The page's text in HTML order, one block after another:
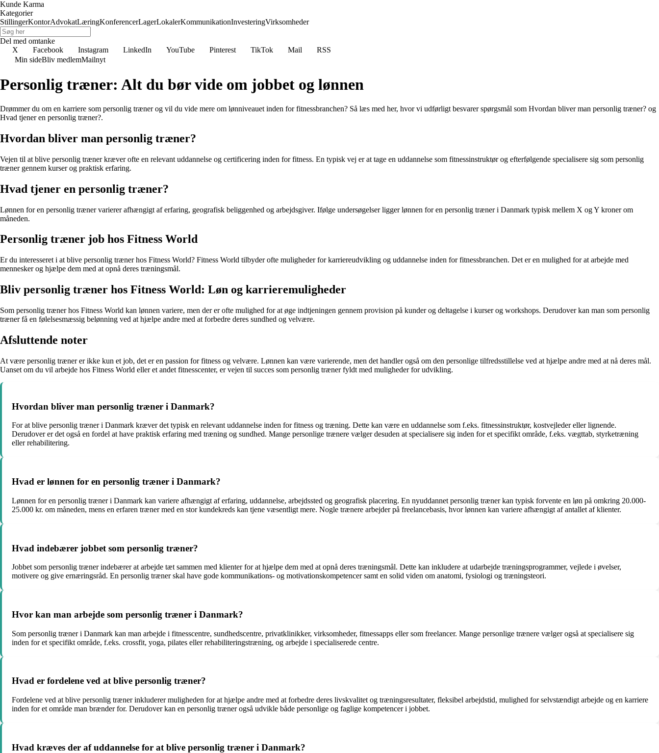
Kunde Karma
Kategorier
StillingerKontorAdvokatLæringKonferencerLagerLokalerKommunikationInvesteringVirksomheder
Del med omtanke
X
Facebook Instagram LinkedIn YouTube Pinterest TikTok Mail
RSS
Min sideBliv medlemMailnyt
Personlig træner: Alt du bør vide om jobbet og lønnen
Drømmer du om en karriere som personlig træner og vil du vide mere om lønniveauet inden for fitnessbranchen? Så læs med her, hvor vi udførligt besvarer spørgsmål som Hvordan bliver man personlig træner? og
Hvad tjener en personlig træner?.
Hvordan bliver man personlig træner?
Vejen til at blive personlig træner kræver ofte en relevant uddannelse og certificering inden for fitness. En typisk vej er at tage en uddannelse som fitnessinstruktør og efterfølgende specialisere sig som personlig
træner gennem kurser og praktisk erfaring.
Hvad tjener en personlig træner?
Lønnen for en personlig træner varierer afhængigt af erfaring, geografisk beliggenhed og arbejdsgiver. Ifølge undersøgelser ligger lønnen for en personlig træner i Danmark typisk mellem X og Y kroner om
måneden.
Personlig træner job hos Fitness World
Er du interesseret i at blive personlig træner hos Fitness World? Fitness World tilbyder ofte muligheder for karriereudvikling og uddannelse inden for fitnessbranchen. Det er en mulighed for at arbejde med
mennesker og hjælpe dem med at opnå deres træningsmål.
Bliv personlig træner hos Fitness World: Løn og karrieremuligheder
Som personlig træner hos Fitness World kan lønnen variere, men der er ofte mulighed for at øge indtjeningen gennem provision på kunder og deltagelse i kurser og workshops. Derudover kan man som personlig
træner få en følelsesmæssig belønning ved at hjælpe andre med at forbedre deres sundhed og velvære.
Afsluttende noter
At være personlig træner er ikke kun et job, det er en passion for fitness og velvære. Lønnen kan være varierende, men det handler også om den personlige tilfredsstillelse ved at hjælpe andre med at nå deres mål.
Uanset om du vil arbejde hos Fitness World eller et andet fitnesscenter, er vejen til succes som personlig træner fyldt med muligheder for udvikling.
Hvordan bliver man personlig træner i Danmark?
For at blive personlig træner i Danmark kræver det typisk en relevant uddannelse inden for fitness og træning. Dette kan være en uddannelse som f.eks. fitnessinstruktør, kostvejleder eller lignende.
Derudover er det også en fordel at have praktisk erfaring med træning og sundhed. Mange personlige trænere vælger desuden at specialisere sig inden for et specifikt område, f.eks. vægttab, styrketræning
eller rehabilitering.
Hvad er lønnen for en personlig træner i Danmark?
Lønnen for en personlig træner i Danmark kan variere afhængigt af erfaring, uddannelse, arbejdssted og geografisk placering. En nyuddannet personlig træner kan typisk forvente en løn på omkring 20.000-
25.000 kr. om måneden, mens en erfaren træner med en stor kundekreds kan tjene væsentligt mere. Nogle trænere arbejder på freelancebasis, hvor lønnen kan variere afhængigt af antallet af klienter.
Hvad indebærer jobbet som personlig træner?
Jobbet som personlig træner indebærer at arbejde tæt sammen med klienter for at hjælpe dem med at opnå deres træningsmål. Dette kan inkludere at udarbejde træningsprogrammer, vejlede i øvelser,
motivere og give ernæringsråd. En personlig træner skal have gode kommunikations- og motivationskompetencer samt en solid viden om anatomi, fysiologi og træningsteori.
Hvor kan man arbejde som personlig træner i Danmark?
Som personlig træner i Danmark kan man arbejde i fitnesscentre, sundhedscentre, privatklinikker, virksomheder, fitnessapps eller som freelancer. Mange personlige trænere vælger også at specialisere sig
inden for et specifikt område, f.eks. crossfit, yoga, pilates eller rehabiliteringstræning, og arbejde i specialiserede centre.
Hvad er fordelene ved at blive personlig træner?
Fordelene ved at blive personlig træner inkluderer muligheden for at hjælpe andre med at forbedre deres livskvalitet og træningsresultater, fleksibel arbejdstid, mulighed for selvstændigt arbejde og en karriere
inden for et område man brænder for. Derudover kan en personlig træner også udvikle både personlige og faglige kompetencer i jobbet.
Hvad kræves der af uddannelse for at blive personlig træner i Danmark?